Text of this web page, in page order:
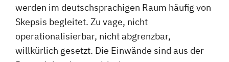
werden im deutschsprachigen Raum häufig von
Skepsis begleitet. Zu vage, nicht
operationalisierbar, nicht abgrenzbar,
willkürlich gesetzt. Die Einwände sind aus der